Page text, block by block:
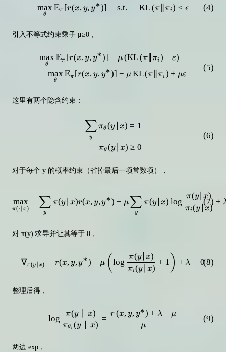
\max _\theta
θ
maxEπ [r(x, y,y∗)] s.t. KL(π πi) ≤ ϵ (4)
引入不等式约束乘子 μ≥0，
\begin{aligned}
θ
maxEπ [r(x,y,y∗)] − μ(KL(π ∥πi) − ε) =
θ
maxEπ [r(x,y, y∗)] − μ KL(π πi) + με
(5)
这里有两个隐含约束：
\begin{aligned} \sum_y
y
∑ πθ(y∣ x) = 1
πθ(y∣ x) ≥ 0
(6)
对于每个 y 的概率约束（省掉最后一项常数项），
\max_{\pi(\cdot|x)} \quad
π(⋅ ∣x)
max
y
∑ π(y∣ x)r(x,y,y∗) − μ
y
∑ π(y∣x) log
πi(y∣x)
π(y∣x)
+
(7)
对 π(y) 求导并让其等于 0，
\nabla_{\pi(y|x)} = r(x, y,
∇π(y ∣x) = r(x,y,y∗) − μ (log
πi(y∣ x)
π(y∣x)
+ 1 ) + λ = 0(8)
整理后得，
\log \frac{\pi(y \mid
log
πθi (y x)
π(y x)
=
μ
r (x, y, y∗) + λ − μ
(9)
两边 exp，